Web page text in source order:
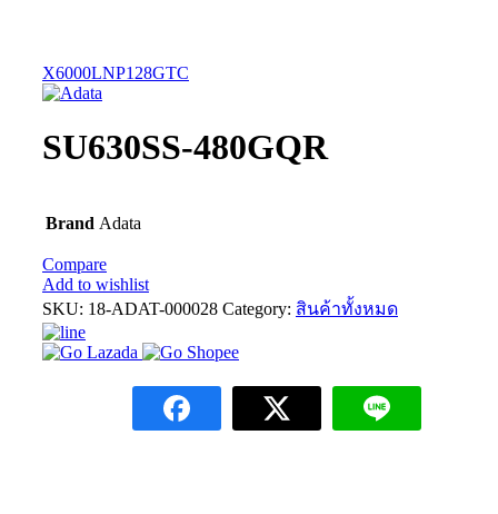
X6000LNP128GTC
SU630SS-480GQR
Brand Adata
Compare
Add to wishlist
SKU: 18-ADAT-000028 Category: สินค้าทั้งหมด